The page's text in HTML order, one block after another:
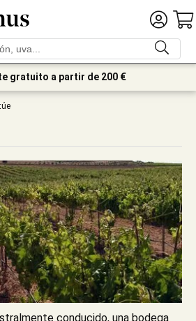
gratuito a partir de 200 €
conducido, una bodega